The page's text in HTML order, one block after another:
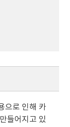
으로 인해 카
들어지고 있